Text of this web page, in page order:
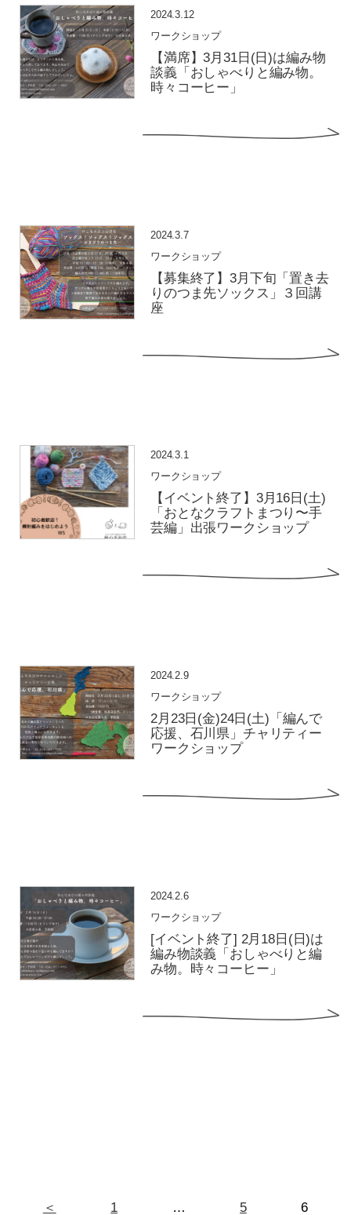
2024.3.12
ワークショップ
【満席】3月31日(日)は編み物
談義「おしゃべりと編み物。
時々コーヒー」
2024.3.7
ワークショップ
【募集終了】3月下旬「置き去
りのつま先ソックス」３回講
座
2024.3.1
ワークショップ
【イベント終了】3月16日(土)
「おとなクラフトまつり〜手
芸編」出張ワークショップ
2024.2.9
ワークショップ
2月23日(金)24日(土)「編んで
応援、石川県」チャリティー
ワークショップ
2024.2.6
ワークショップ
[イベント終了] 2月18日(日)は
編み物談義「おしゃべりと編
み物。時々コーヒー」
＜ 1 … 5
6